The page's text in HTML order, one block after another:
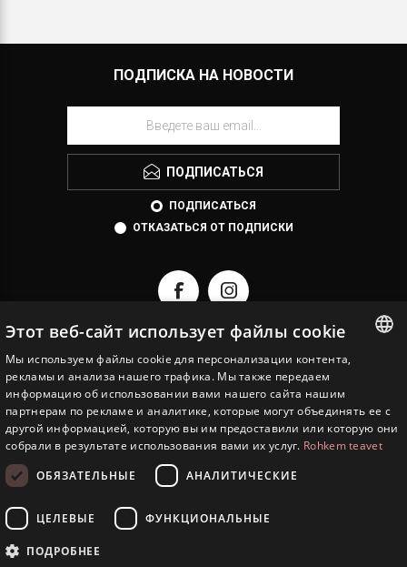
ПОДПИСКА НА НОВОСТИ
ПОДПИСАТЬСЯ
ПОДПИСАТЬСЯ
ОТКАЗАТЬСЯ ОТ ПОДПИСКИ
EESTI JUVEEL
ИНФОРМАЦИЯ
ENGLISH
RUSSIAN
Этот веб-сайт использует файлы cookie
Мы используем файлы cookie для персонализации контента,
рекламы и анализа нашего трафика. Мы также передаем
информацию об использовании вами нашего сайта нашим
партнерам по рекламе и аналитике, которые могут объединять ее с
другой информацией, которую вы им предоставили или которую они
собрали в результате использования вами их услуг. Rohkem teavet
ОБЯЗАТЕЛЬНЫЕ
АНАЛИТИЧЕСКИЕ
ЦЕЛЕВЫЕ ФУНКЦИОНАЛЬНЫЕ
ПОДРОБНЕЕ